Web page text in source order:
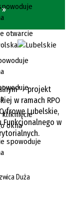
»
- projekt
w ramach RPO
Lubelskie,
Funkcjonalnego w
Duża